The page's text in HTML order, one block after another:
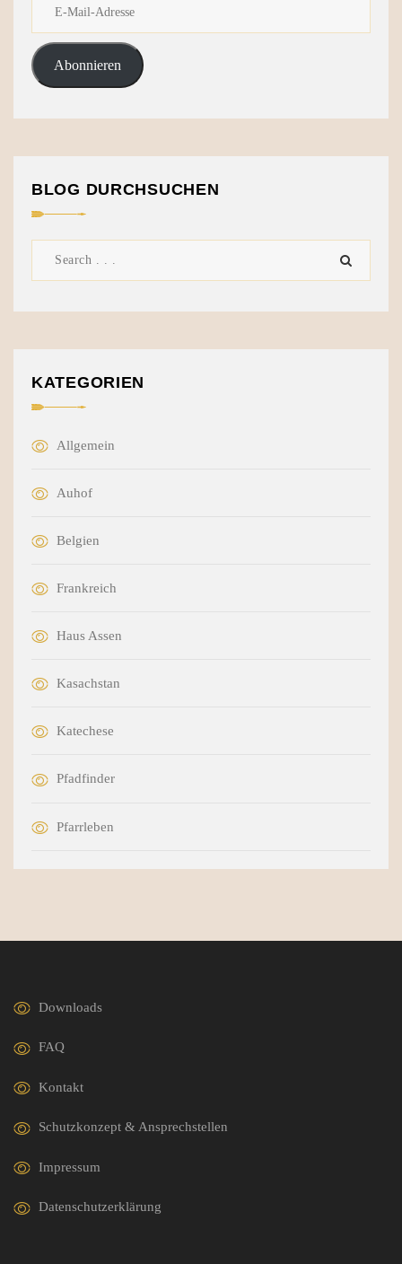
Abonnieren
BLOG DURCHSUCHEN
KATEGORIEN
Allgemein
Auhof
Belgien
Frankreich
Haus Assen
Kasachstan
Katechese
Pfadfinder
Pfarrleben
Downloads
FAQ
Kontakt
Schutzkonzept & Ansprechstellen
Impressum
Datenschutzerklärung